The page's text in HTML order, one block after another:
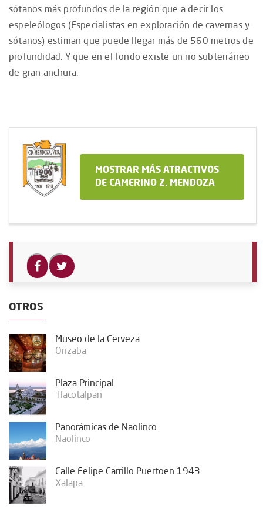
sótanos más profundos de la región que a decir los
espeleólogos (Especialistas en exploración de cavernas y
sótanos) estiman que puede llegar más de 560 metros de
profundidad. Y que en el fondo existe un rio subterráneo
de gran anchura.
MOSTRAR MÁS ATRACTIVOS
DE CAMERINO Z. MENDOZA
OTROS
Museo de la Cerveza
Orizaba
Plaza Principal
Tlacotalpan
Panorámicas de Naolinco
Naolinco
Calle Felipe Carrillo Puertoen 1943
Xalapa